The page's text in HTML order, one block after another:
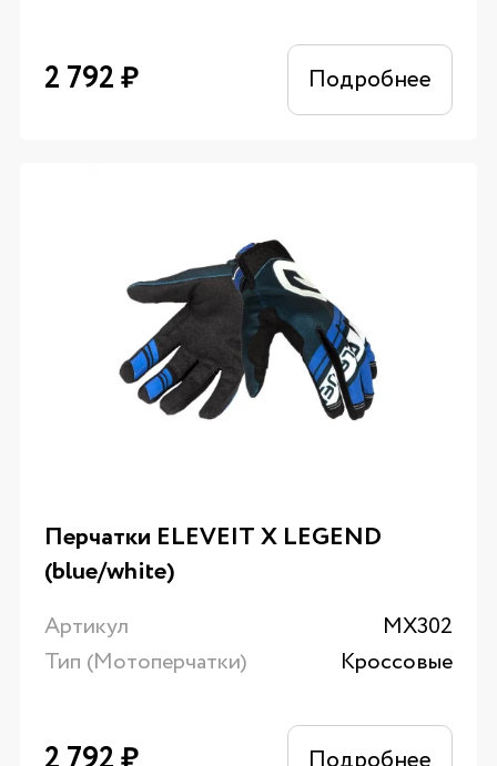
2 792₽ Подробнее
Перчатки ELEVEIT X LEGEND
(blue/white)
Артикул
MX302
Тип (Мотоперчатки)
Кроссовые